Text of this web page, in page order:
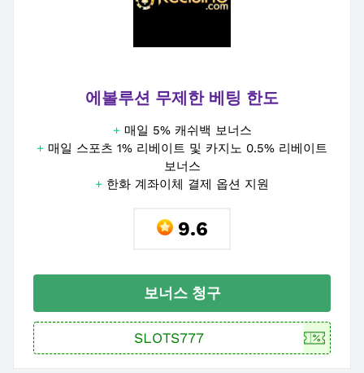
에볼루션 무제한 베팅 한도
+ 매일 5% 캐쉬백 보너스
+ 매일 스포츠 1% 리베이트 및 카지노 0.5% 리베이트
보너스
+ 한화 계좌이체 결제 옵션 지원
9.6
보너스 청구